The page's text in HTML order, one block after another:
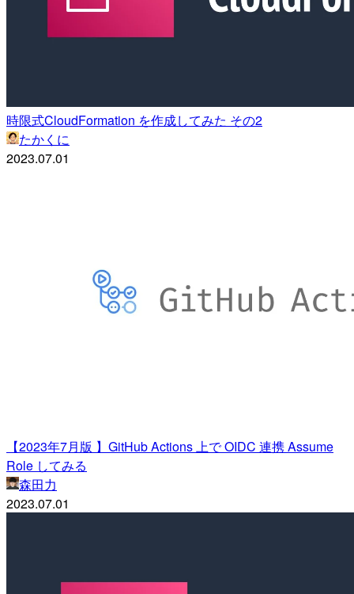
時限式CloudFormation を作成してみた その2
たかくに
2023.07.01
【2023年7月版 】GitHub Actions 上で OIDC 連携 Assume
Role してみる
森田力
2023.07.01